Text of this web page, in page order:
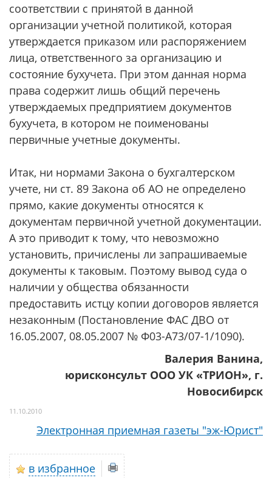
соответствии с принятой в данной
организации учетной политикой, которая
утверждается приказом или распоряжением
лица, ответственного за организацию и
состояние бухучета. При этом данная норма
права содержит лишь общий перечень
утверждаемых предприятием документов
бухучета, в котором не поименованы
первичные учетные документы.
Итак, ни нормами Закона о бухгалтерском
учете, ни ст. 89 Закона об АО не определено
прямо, какие документы относятся к
документам первичной учетной документации.
А это приводит к тому, что невозможно
установить, причислены ли запрашиваемые
документы к таковым. Поэтому вывод суда о
наличии у общества обязанности
предоставить истцу копии договоров является
незаконным (Постановление ФАС ДВО от
16.05.2007, 08.05.2007 № Ф03-А73/07-1/1090).
Валерия Ванина,
юрисконсульт ООО УК «ТРИОН», г.
Новосибирск
11.10.2010
Электронная приемная газеты "эж-Юрист"
в избранное